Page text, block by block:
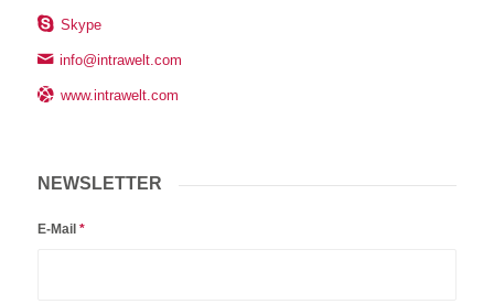
Skype
info@intrawelt.com
www.intrawelt.com
NEWSLETTER
E-Mail *